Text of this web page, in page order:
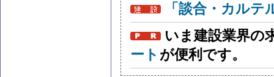
「談合・カル
いま建設業界の
ート が便利です。